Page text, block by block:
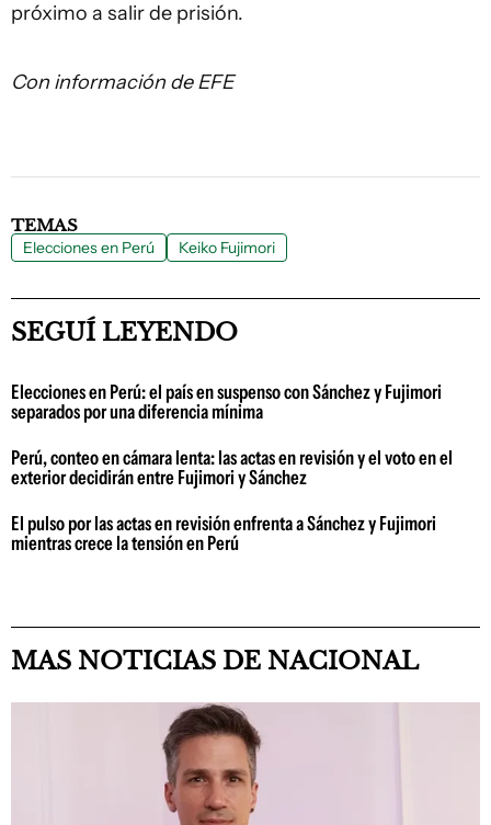
próximo a salir de prisión.
Con información de EFE
TEMAS
Elecciones en Perú Keiko Fujimori
SEGUÍ LEYENDO
Elecciones en Perú: el país en suspenso con Sánchez y Fujimori
separados por una diferencia mínima
Perú, conteo en cámara lenta: las actas en revisión y el voto en el
exterior decidirán entre Fujimori y Sánchez
El pulso por las actas en revisión enfrenta a Sánchez y Fujimori
mientras crece la tensión en Perú
MAS NOTICIAS DE NACIONAL